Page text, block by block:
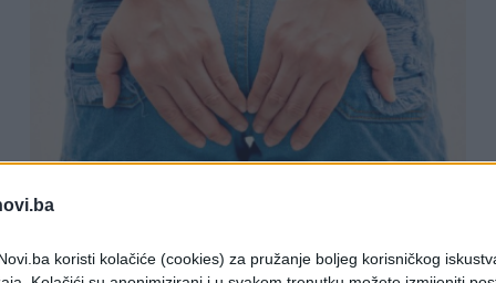
koristi kolačiće (cookies) za pružanje boljeg korisničkog
15.05.18. 21:44